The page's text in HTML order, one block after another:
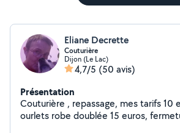
Eliane Decrette
Couturière
Dijon (Le Lac)
4,7/5 (50 avis)
Présentation
Couturière , repassage, mes tarifs 10 euros ourlets,
ourlets robe doublée 15 euros, fermeture éclair fournie